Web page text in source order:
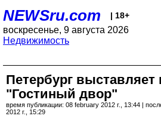
NEWSru.com | 18+
воскресенье, 9 августа 2026
Недвижимость
Петербург выставляет
"Гостиный двор"
время публикации: 08 february 2012 г., 13:44 |
2012 г., 15:29